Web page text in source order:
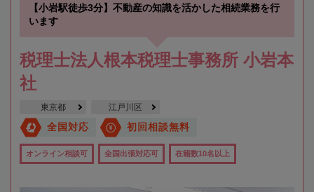
【小岩駅徒歩3分】不動産の知識を活かした相続業務を行
います
税理士法人根本税理士事務所 小岩本
社
東京都 江戸川区
全国対応 初回相談無料
オンライン相談可 全国出張対応可 在籍数10名以上